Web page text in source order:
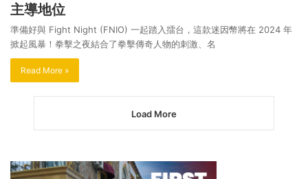
主導地位
準備好與 Fight Night (FNIO) 一起踏入擂台，這款迷因幣將在 2024 年
掀起風暴！拳擊之夜結合了拳擊傳奇人物的刺激、名
Read More »
Load More